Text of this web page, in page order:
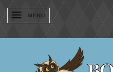
SKIFTE NAVIGATION
MENU